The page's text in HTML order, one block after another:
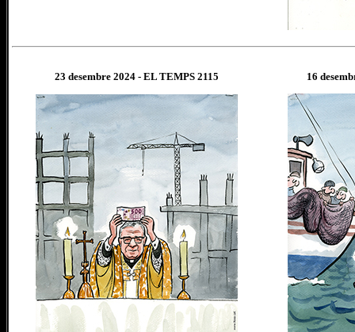
23 desembre 2024- EL TEMPS 2115 16